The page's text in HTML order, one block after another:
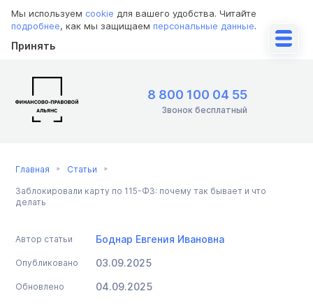
Мы используем cookie для вашего удобства. Читайте
подробнее, как мы защищаем персональные данные.
Принять
8 800 100 04 55
Звонок бесплатный
Главная Статьи
Заблокировали карту по 115-ФЗ: почему так бывает и что
делать
Автор статьи Боднар Евгения Ивановна
Опубликовано 03.09.2025
Обновлено 04.09.2025